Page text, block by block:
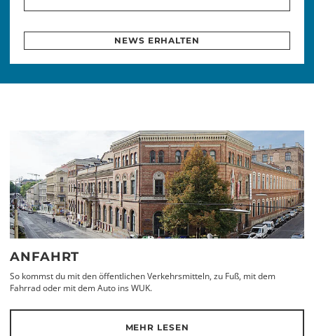
NEWS ERHALTEN
ANFAHRT
So kommst du mit den öffentlichen Verkehrsmitteln, zu Fuß, mit dem
Fahrrad oder mit dem Auto ins WUK.
MEHR LESEN